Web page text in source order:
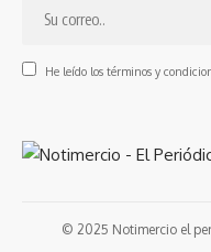
He leído los términos y
© 2025 Notimercio el